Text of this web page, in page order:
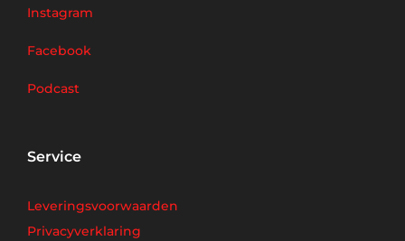
Instagram
Facebook
Podcast
Service
Leveringsvoorwaarden
Privacyverklaring